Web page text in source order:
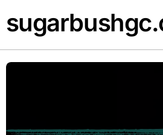
to
content